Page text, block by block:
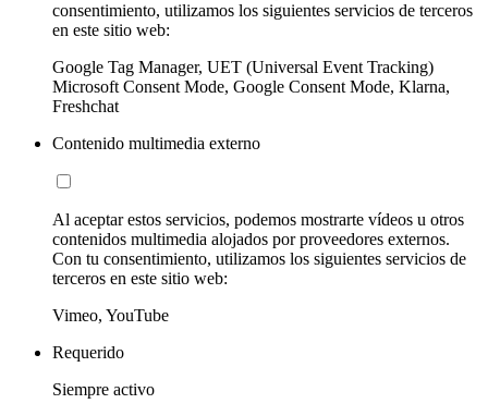
consentimiento, utilizamos los siguientes servicios de terceros
en este sitio web:
Google Tag Manager, UET (Universal Event Tracking)
Microsoft Consent Mode, Google Consent Mode, Klarna,
Freshchat
Contenido multimedia externo
Al aceptar estos servicios, podemos mostrarte vídeos u otros
contenidos multimedia alojados por proveedores externos.
Con tu consentimiento, utilizamos los siguientes servicios de
terceros en este sitio web:
Vimeo, YouTube
Requerido
Siempre activo